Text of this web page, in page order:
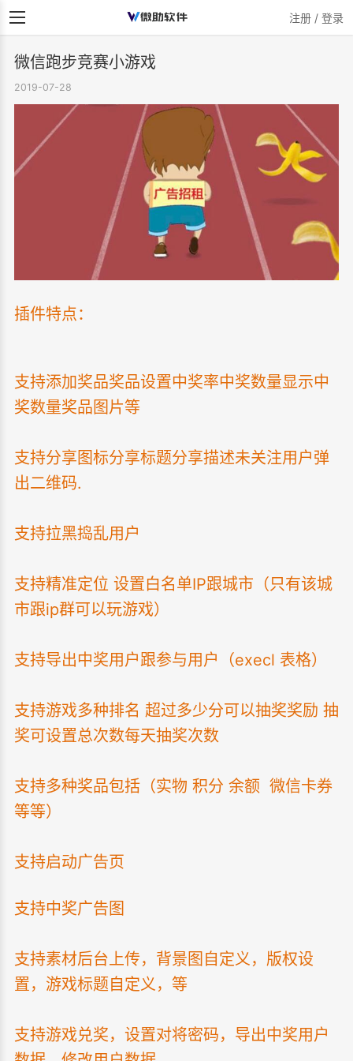
注册 / 登录
微信跑步竞赛小游戏
2019-07-28
插件特点：
支持添加奖品奖品设置中奖率中奖数量显示中
奖数量奖品图片等
支持分享图标分享标题分享描述未关注用户弹
出二维码.
支持拉黑捣乱用户
支持精准定位 设置白名单IP跟城市（只有该城
市跟ip群可以玩游戏）
支持导出中奖用户跟参与用户（execl 表格）
支持游戏多种排名 超过多少分可以抽奖奖励 抽
奖可设置总次数每天抽奖次数
支持多种奖品包括（实物 积分 余额 微信卡券
等等）
支持启动广告页
支持中奖广告图
支持素材后台上传，背景图自定义，版权设
置，游戏标题自定义，等
支持游戏兑奖，设置对将密码，导出中奖用户